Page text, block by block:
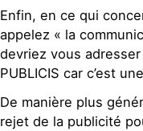
Enfin, en ce qui
appelez « la
devriez vous
PUBLICIS car c’est
De manière plus
rejet de la publicité